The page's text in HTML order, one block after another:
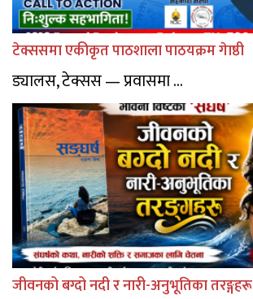
टेक्ससमा एकीकृत पाठशाला पाठयक्रम गेाष्ठी
ड्यालस, टेक्सस — प्रवासमा ...
जीवनको बग्दो नदी र नारी-अनुभूतिका तरङ्गहरू